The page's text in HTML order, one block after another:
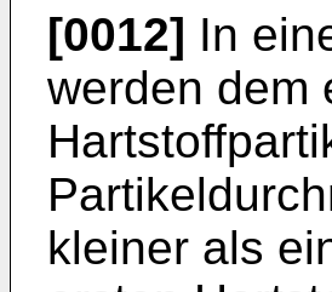
[0012] In
werden dem
kleiner als